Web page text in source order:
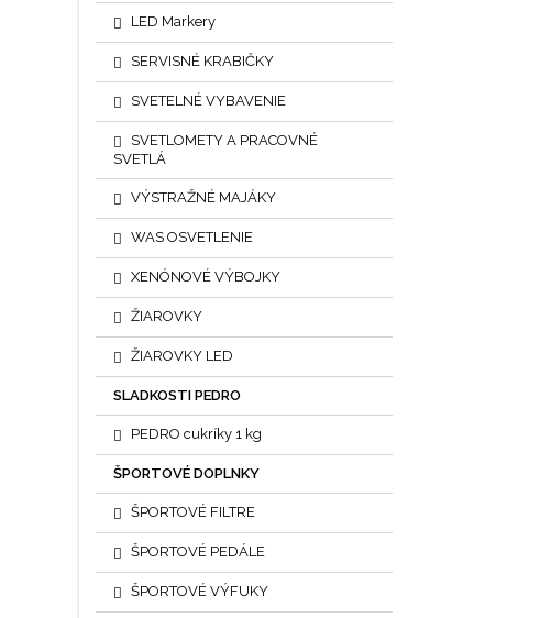
LED Markery
SERVISNÉ KRABIČKY
SVETELNÉ VYBAVENIE
SVETLOMETY A PRACOVNÉ
SVETLÁ
VÝSTRAŽNÉ MAJÁKY
WAS OSVETLENIE
XENÓNOVÉ VÝBOJKY
ŽIAROVKY
ŽIAROVKY LED
SLADKOSTI PEDRO
PEDRO cukríky 1 kg
ŠPORTOVÉ DOPLNKY
ŠPORTOVÉ FILTRE
ŠPORTOVÉ PEDÁLE
ŠPORTOVÉ VÝFUKY